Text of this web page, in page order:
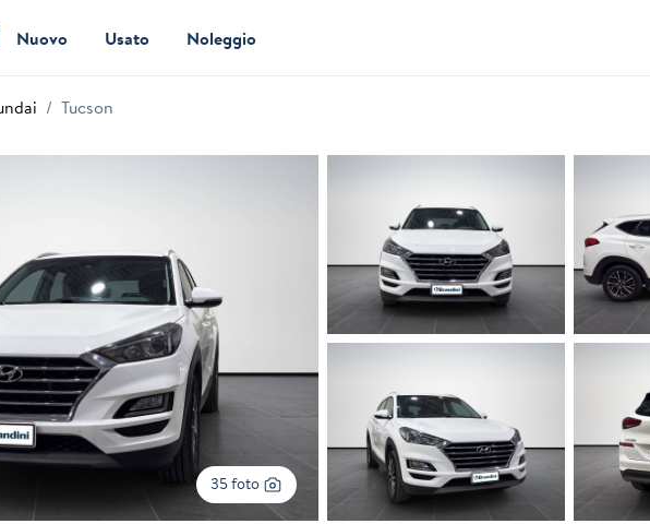
Nuovo Usato Noleggio
Tucson
35 foto